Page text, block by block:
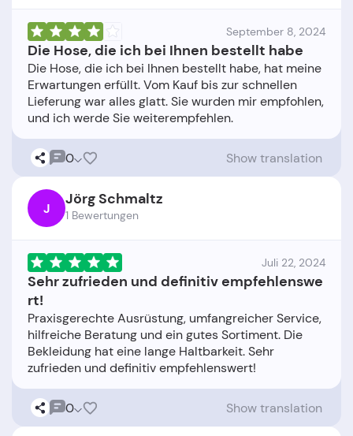
September 8, 2024
Die Hose, die ich bei Ihnen bestellt habe
Die Hose, die ich bei Ihnen bestellt habe, hat meine
Erwartungen erfüllt. Vom Kauf bis zur schnellen
Lieferung war alles glatt. Sie wurden mir empfohlen,
0 Show translation
J Jörg Schmaltz
1 Bewertungen
Juli 22, 2024
Sehr zufrieden und definitiv empfehlenswe
rt!
Praxisgerechte Ausrüstung, umfangreicher Service,
hilfreiche Beratung und ein gutes Sortiment. Die
Bekleidung hat eine lange Haltbarkeit. Sehr
0 Show translation